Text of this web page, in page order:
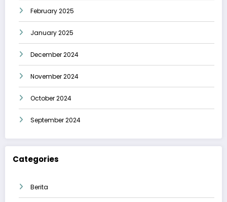
February 2025
January 2025
December 2024
November 2024
October 2024
September 2024
Categories
Berita